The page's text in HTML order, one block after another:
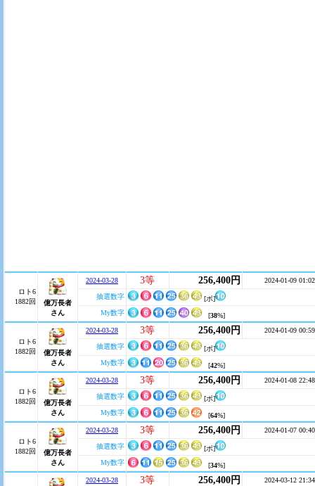
ロト6
1882回
億万長者
さん
2024-03-28 3等 256,400円 2024-01-09 01:02
抽選数字
[ボ]
My数字
[38%]
ロト6
1882回
億万長者
さん
2024-03-28 3等 256,400円 2024-01-09 00:59
抽選数字
[ボ]
My数字
[42%]
ロト6
1882回
億万長者
さん
2024-03-28 3等 256,400円 2024-01-08 22:48
抽選数字
[ボ]
My数字
[64%]
ロト6
1882回
億万長者
さん
2024-03-28 3等 256,400円 2024-01-07 00:40
抽選数字
[ボ]
My数字
[34%]
2024-03-28 3等 256,400円 2024-03-12 21:34